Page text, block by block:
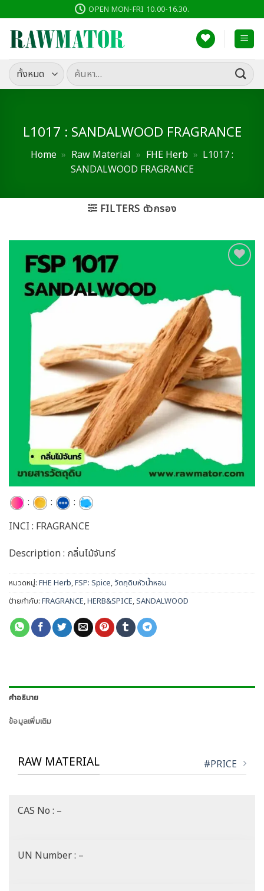
ไป
เนื้อหา
OPEN MON-FRI 10.00-16.30.
ค้นหา:
L1017 : SANDALWOOD FRAGRANCE
Home » Raw Material » FHE Herb » L1017 :
SANDALWOOD FRAGRANCE
FILTERS ตัวกรอง
wishlist
: :
:
INCI : FRAGRANCE
Description : กลิ่นไม้จันทร์
หมวดหมู่: FHE Herb,FSP: Spice, วัตถุดิบหัวน้ำหอม
ป้ายกำกับ: FRAGRANCE,HERB&SPICE,SANDALWOOD
คำอธิบาย
ข้อมูลเพิ่มเติม
RAW MATERIAL #PRICE
CAS No : –
UN Number : –